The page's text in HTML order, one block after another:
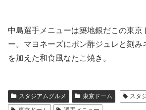
中島選手メニューは築地銀だこの東京
ー。マヨネーズにポン酢ジュレと刻み
を加えた和食風なたこ焼き。
スタジアムグルメ 東京ドーム
スタ